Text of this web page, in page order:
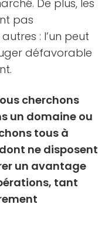
De plus, les
pas
: l’un peut
défavorable
cherchons
un domaine ou
tous à
ne disposent
un avantage
tant